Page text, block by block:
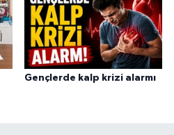
Gençlerde kalp krizi alarmı